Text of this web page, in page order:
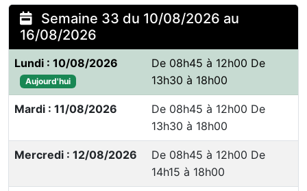
Semaine 33 du 10/08/2026 au
16/08/2026
Lundi : 10/08/2026
Aujourd'hui
De 08h45 à 12h00 De
13h30 à 18h00
Mardi : 11/08/2026
De 08h45 à 12h00 De
13h30 à 18h00
Mercredi : 12/08/2026
De 08h45 à 12h00 De
14h15 à 18h00